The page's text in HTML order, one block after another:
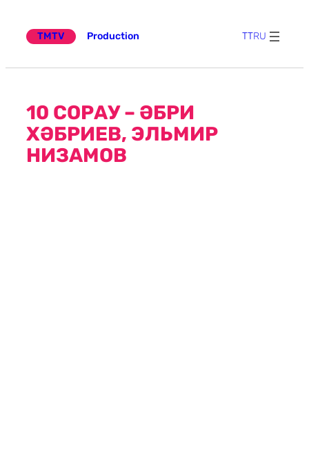
TMTV
Production TTRU
10 СОРАУ – ӘБРИ
ХӘБРИЕВ, ЭЛЬМИР
НИЗАМОВ